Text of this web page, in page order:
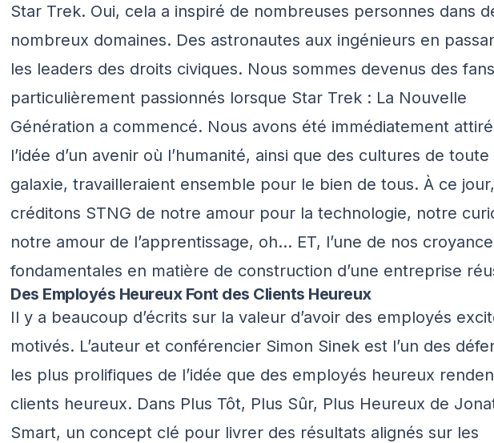
Star Trek. Oui, cela a inspiré de nombreuses personnes dans
nombreux domaines. Des astronautes aux ingénieurs en
les leaders des droits civiques. Nous sommes devenus des fans
particulièrement passionnés lorsque Star Trek : La Nouvelle
Génération a commencé. Nous avons été immédiatement
l’idée d’un avenir où l’humanité, ainsi que des cultures de toute
galaxie, travailleraient ensemble pour le bien de tous. À ce
créditons STNG de notre amour pour la technologie, notre
notre amour de l’apprentissage, oh… ET, l’une de nos
fondamentales en matière de construction d’une entreprise
Des Employés Heureux Font des Clients Heureux
Il y a beaucoup d’écrits sur la valeur d’avoir des employés
motivés. L’auteur et conférencier Simon Sinek est l’un des
les plus prolifiques de l’idée que des employés heureux
clients heureux. Dans Plus Tôt, Plus Sûr, Plus Heureux de
Smart, un concept clé pour livrer des résultats alignés sur les